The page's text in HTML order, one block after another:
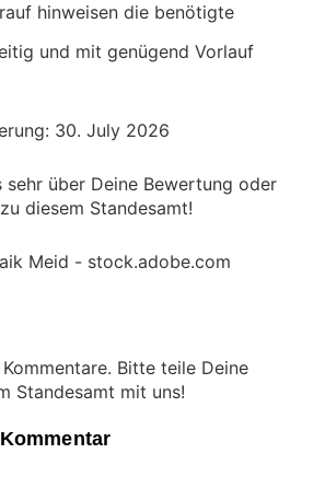
hinweisen die benötigte
und mit genügend Vorlauf
30. July 2026
sehr über Deine Bewertung oder
zu diesem Standesamt!
Meid - stock.adobe.com
Bitte teile Deine
Standesamt mit uns!